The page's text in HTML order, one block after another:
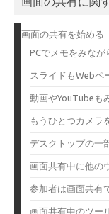
画面の共有を始める
PCでメモをみなが
スライドもWebペ
動画やYouTubeも
もうひとつカメラ
デスクトップの一
画面共有中に他の
参加者は画面共有
画面共有中のツー